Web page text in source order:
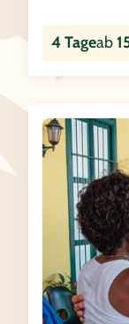
4 Tageab